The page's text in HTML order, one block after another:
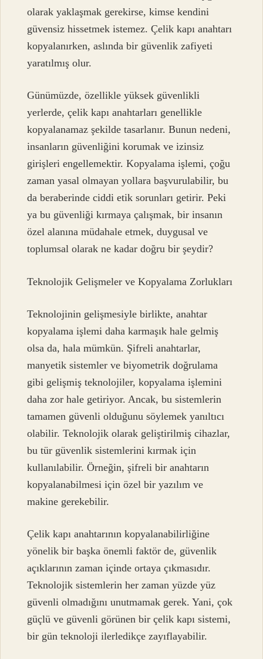
olarak yaklaşmak gerekirse, kimse kendini
güvensiz hissetmek istemez. Çelik kapı anahtarı
kopyalanırken, aslında bir güvenlik zafiyeti
yaratılmış olur.
Günümüzde, özellikle yüksek güvenlikli
yerlerde, çelik kapı anahtarları genellikle
kopyalanamaz şekilde tasarlanır. Bunun nedeni,
insanların güvenliğini korumak ve izinsiz
girişleri engellemektir. Kopyalama işlemi, çoğu
zaman yasal olmayan yollara başvurulabilir, bu
da beraberinde ciddi etik sorunları getirir. Peki
ya bu güvenliği kırmaya çalışmak, bir insanın
özel alanına müdahale etmek, duygusal ve
toplumsal olarak ne kadar doğru bir şeydir?
Teknolojik Gelişmeler ve Kopyalama Zorlukları
Teknolojinin gelişmesiyle birlikte, anahtar
kopyalama işlemi daha karmaşık hale gelmiş
olsa da, hala mümkün. Şifreli anahtarlar,
manyetik sistemler ve biyometrik doğrulama
gibi gelişmiş teknolojiler, kopyalama işlemini
daha zor hale getiriyor. Ancak, bu sistemlerin
tamamen güvenli olduğunu söylemek yanıltıcı
olabilir. Teknolojik olarak geliştirilmiş cihazlar,
bu tür güvenlik sistemlerini kırmak için
kullanılabilir. Örneğin, şifreli bir anahtarın
kopyalanabilmesi için özel bir yazılım ve
makine gerekebilir.
Çelik kapı anahtarının kopyalanabilirliğine
yönelik bir başka önemli faktör de, güvenlik
açıklarının zaman içinde ortaya çıkmasıdır.
Teknolojik sistemlerin her zaman yüzde yüz
güvenli olmadığını unutmamak gerek. Yani, çok
güçlü ve güvenli görünen bir çelik kapı sistemi,
bir gün teknoloji ilerledikçe zayıflayabilir.